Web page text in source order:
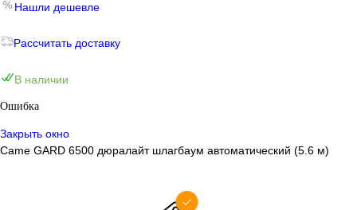
Нашли дешевле
Рассчитать доставку
В наличии
Ошибка
Закрыть окно
Came GARD 6500 дюралайт шлагбаум автоматический (5.6 м)